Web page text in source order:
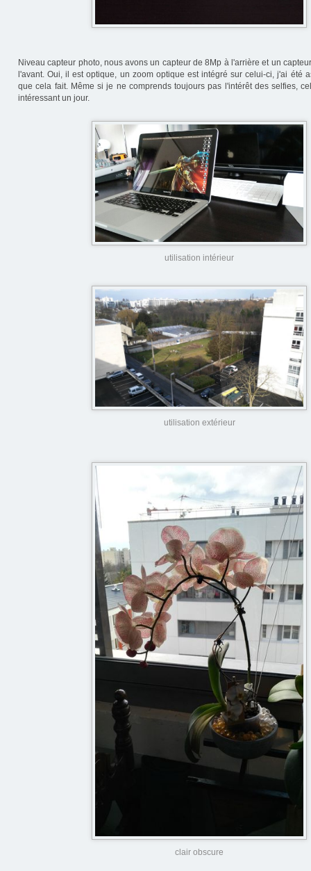
Niveau capteur photo, nous avons un capteur de 8Mp à l'arrière et un
l'avant. Oui, il est optique, un zoom optique est intégré sur celui-ci, j'ai été
que cela fait. Même si je ne comprends toujours pas l'intérêt des selfies,
intéressant un jour.
utilisation intérieur
utilisation extérieur
clair obscure